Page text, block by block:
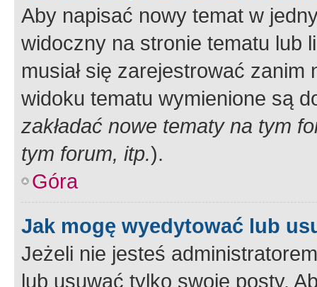
Aby napisać nowy temat w
widoczny na stronie tematu lub
musiał się zarejestrować
widoku tematu wymienione są
zakładać nowe tematy na tym
tym forum, itp.).
Góra
Jak mogę wyedytować lub
Jeżeli nie jesteś
lub usuwać tylko swoje posty.